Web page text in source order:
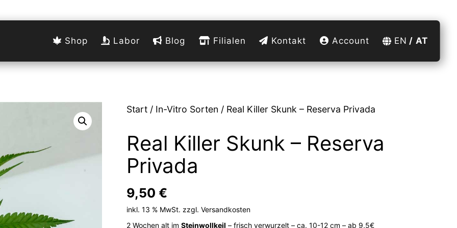
Shop Labor Blog Filialen Kontakt Account EN AT
Start/ In-Vitro Sorten / Real Killer Skunk – Reserva Privada
Real Killer Skunk – Reserva
Privada
9,50 €
inkl. 13 % MwSt. zzgl. Versandkosten
2 Wochen alt im Steinwollkeil – frisch verwurzelt – ca. 10-12 cm – ab 9,5€